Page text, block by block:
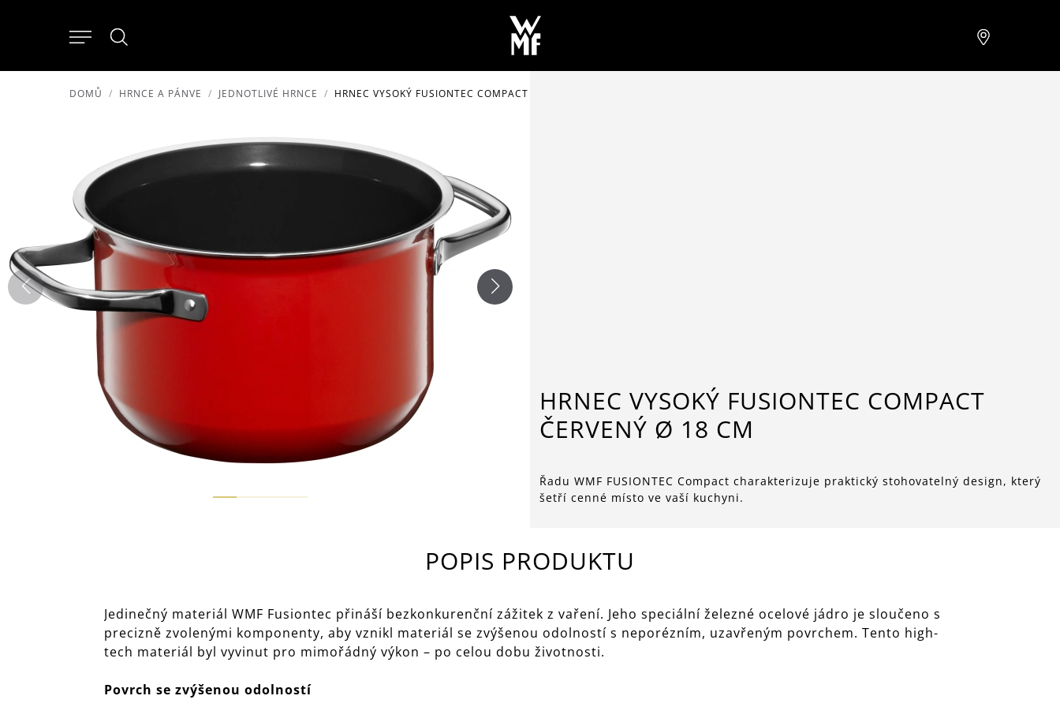
DOMŮ HRNCE A PÁNVE JEDNOTLIVÉ HRNCE HRNEC VYSOKÝ FUSIONTEC COMPACT ČERVENÝ Ø 18 CM
HRNEC VYSOKÝ FUSIONTEC COMPACT
ČERVENÝ Ø 18 CM
Řadu WMF FUSIONTEC Compact charakterizuje praktický stohovatelný design, který
šetří cenné místo ve vaší kuchyni.
POPIS PRODUKTU
Jedinečný materiál WMF Fusiontec přináší bezkonkurenční zážitek z vaření. Jeho speciální železné ocelové jádro je sloučeno s
precizně zvolenými komponenty, aby vznikl materiál se zvýšenou odolností s neporézním, uzavřeným povrchem. Tento high-
tech materiál byl vyvinut pro mimořádný výkon – po celou dobu životnosti.
Povrch se zvýšenou odolností